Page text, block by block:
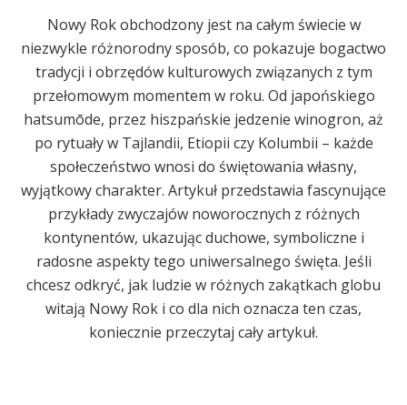
Nowy Rok obchodzony jest na całym świecie w
niezwykle różnorodny sposób, co pokazuje bogactwo
tradycji i obrzędów kulturowych związanych z tym
przełomowym momentem w roku. Od japońskiego
hatsumōde, przez hiszpańskie jedzenie winogron, aż
po rytuały w Tajlandii, Etiopii czy Kolumbii – każde
społeczeństwo wnosi do świętowania własny,
wyjątkowy charakter. Artykuł przedstawia fascynujące
przykłady zwyczajów noworocznych z różnych
kontynentów, ukazując duchowe, symboliczne i
radosne aspekty tego uniwersalnego święta. Jeśli
chcesz odkryć, jak ludzie w różnych zakątkach globu
witają Nowy Rok i co dla nich oznacza ten czas,
koniecznie przeczytaj cały artykuł.